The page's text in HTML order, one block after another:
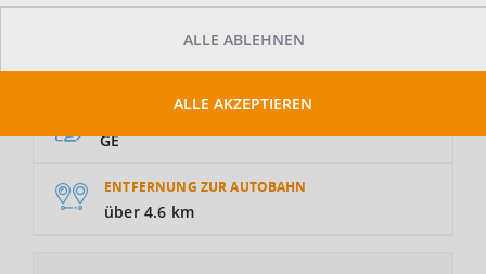
GRUNDSTÜCKSFLÄCHE
Auf Anfrage
NUTZUNGSART
GE
ENTFERNUNG ZUR AUTOBAHN
über 4.6 km
ALLE ABLEHNEN
ALLE AKZEPTIEREN